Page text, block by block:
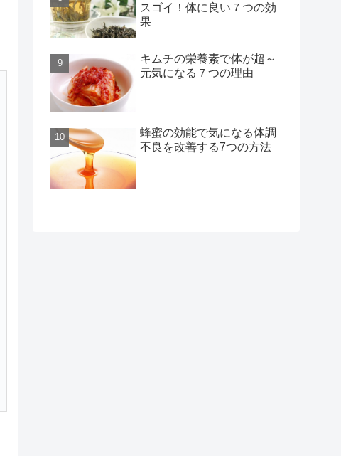
スゴイ！体に良い７つの効
果
キムチの栄養素で体が超～
元気になる７つの理由
蜂蜜の効能で気になる体調
不良を改善する7つの方法